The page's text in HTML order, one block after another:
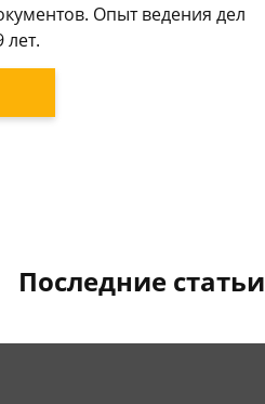
Опыт ведения дел
Последние статьи